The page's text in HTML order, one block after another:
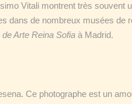
Vitali montrent très souvent
dans de nombreux musées de
de Arte Reina Sofia à Madrid.
Ce photographe est un